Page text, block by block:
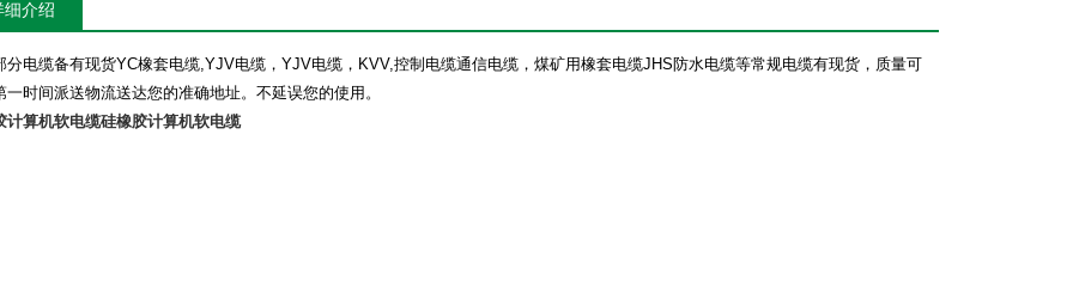
细介绍
分电缆备有现货YC橡套电缆,YJV电缆， YJV电缆， KVV,控制电缆通信电缆，煤矿用橡套电缆JHS防水电缆等常规电缆有现货，质量可
一时间派送物流送达您的准确地址。不延误您的使用。
计算机软电缆硅橡胶计算机软电缆